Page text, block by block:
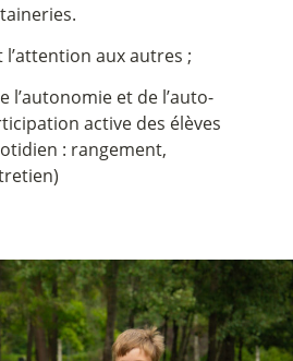
aux autres ;
l’autonomie et de l’auto-
active des élèves
: rangement,